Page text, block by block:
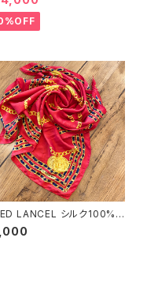
LANCEL シルク100%
ーン柄スカーフ